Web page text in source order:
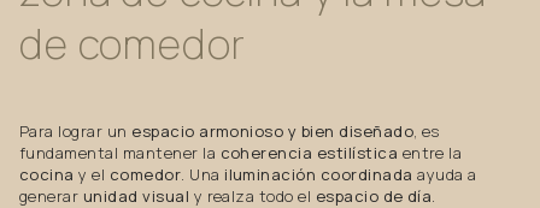
de comedor
Para lograr un espacio armonioso y bien diseñado, es
fundamental mantener la coherencia estilística entre la
cocina y el comedor. Una iluminación coordinada ayuda a
generar unidad visual y realza todo el espacio de día.